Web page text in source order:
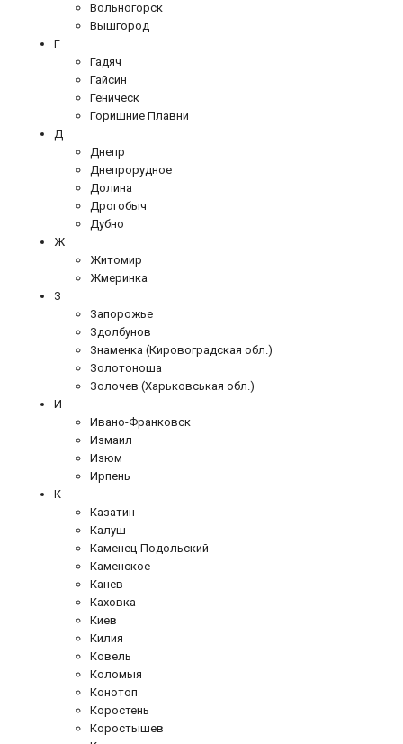
Вольногорск
Вышгород
Г
Гадяч
Гайсин
Геническ
Горишние Плавни
Д
Днепр
Днепрорудное
Долина
Дрогобыч
Дубно
Ж
Житомир
Жмеринка
З
Запорожье
Здолбунов
Знаменка (Кировоградская обл.)
Золотоноша
Золочев (Харьковськая обл.)
И
Ивано-Франковск
Измаил
Изюм
Ирпень
К
Казатин
Калуш
Каменец-Подольский
Каменское
Канев
Каховка
Киев
Килия
Ковель
Коломыя
Конотоп
Коростень
Коростышев